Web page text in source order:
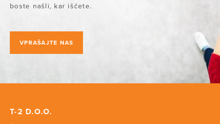
boste našli, kar iščete.
VPRAŠAJTE NAS
T-2 D.O.O.